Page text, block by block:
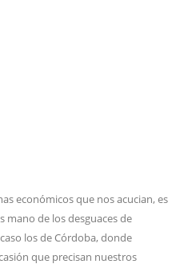
económicos que nos acucian, es
mano de los desguaces de
los de Córdoba, donde
que precisan nuestros